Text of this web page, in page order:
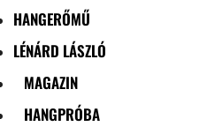
HANGERŐMŰ
LÉNÁRD LÁSZLÓ
MAGAZIN
HANGPRÓBA